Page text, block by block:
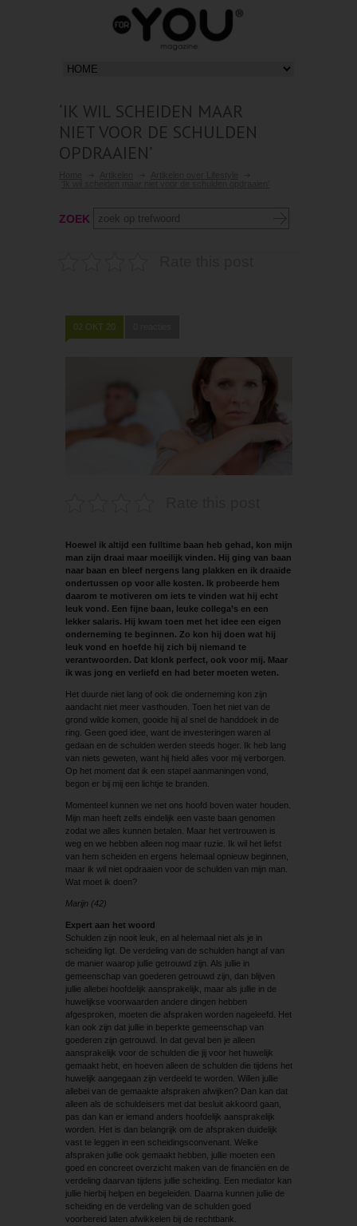
‘IK WIL SCHEIDEN MAAR
NIET VOOR DE SCHULDEN
OPDRAAIEN’
ZOEK
02 OKT 20
Hoewel ik altijd een fulltime baan heb gehad, kon mijn
man zijn draai maar moeilijk vinden. Hij ging van baan
naar baan en bleef nergens lang plakken en ik draaide
ondertussen op voor alle kosten. Ik probeerde hem
daarom te motiveren om iets te vinden wat hij echt
leuk vond. Een fijne baan, leuke collega’s en een
lekker salaris. Hij kwam toen met het idee een eigen
onderneming te beginnen. Zo kon hij doen wat hij
leuk vond en hoefde hij zich bij niemand te
verantwoorden. Dat klonk perfect, ook voor mij. Maar
ik was jong en verliefd en had beter moeten weten.
Het duurde niet lang of ook die onderneming kon zijn
aandacht niet meer vasthouden. Toen het niet van de
grond wilde komen, gooide hij al snel de handdoek in de
ring. Geen goed idee, want de investeringen waren al
gedaan en de schulden werden steeds hoger. Ik heb lang
van niets geweten, want hij hield alles voor mij verborgen.
Op het moment dat ik een stapel aanmaningen vond,
begon er bij mij een lichtje te branden.
Momenteel kunnen we net ons hoofd boven water houden.
Mijn man heeft zelfs eindelijk een vaste baan genomen
zodat we alles kunnen betalen. Maar het vertrouwen is
weg en we hebben alleen nog maar ruzie. Ik wil het liefst
van hem scheiden en ergens helemaal opnieuw beginnen,
maar ik wil niet opdraaien voor de schulden van mijn man.
Wat moet ik doen?
Marijn (42)
Expert aan het woord
Schulden zijn nooit leuk, en al helemaal niet als je in
scheiding ligt. De verdeling van de schulden hangt af van
de manier waarop jullie getrouwd zijn. Als jullie in
gemeenschap van goederen getrouwd zijn, dan blijven
jullie allebei hoofdelijk aansprakelijk, maar als jullie in de
huwelijkse voorwaarden andere dingen hebben
afgesproken, moeten die afspraken worden nageleefd. Het
kan ook zijn dat jullie in beperkte gemeenschap van
goederen zijn getrouwd. In dat geval ben je alleen
aansprakelijk voor de schulden die jij voor het huwelijk
gemaakt hebt, en hoeven alleen de schulden die tijdens het
huwelijk aangegaan zijn verdeeld te worden. Willen jullie
allebei van de gemaakte afspraken afwijken? Dan kan dat
alleen als de schuldeisers met dat besluit akkoord gaan,
pas dan kan er iemand anders hoofdelijk aansprakelijk
worden. Het is dan belangrijk om de afspraken duidelijk
vast te leggen in een scheidingsconvenant. Welke
afspraken jullie ook gemaakt hebben, jullie moeten een
goed en concreet overzicht maken van de financiën en de
verdeling daarvan tijdens jullie scheiding. Een mediator kan
jullie hierbij helpen en begeleiden. Daarna kunnen jullie de
scheiding en de verdeling van de schulden goed
voorbereid laten afwikkelen bij de rechtbank.